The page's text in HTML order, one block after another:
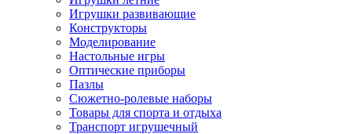
Игрушки развивающие
Конструкторы
Моделирование
Настольные игры
Оптические приборы
Пазлы
Сюжетно-ролевые наборы
Товары для спорта и отдыха
Транспорт игрушечный